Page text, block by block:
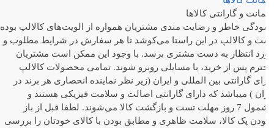
و گارانتی کالاها
خاطر و رضایت مندی مشتریان همواره از الویت‏‌های کالالپ بوده
و کالالپ در این راستا می‏‌کوشد تا هر سفارش در شرایط مطلوب و
انتظار به دست مشتری برسد. با وجود این ممکن است مشتریان
پس از خرید، با مسایلی روبرو شوند. تمامی محصولات کالالپ
گارانتی بین المللی و ایران (زیر نظر نماینده انحصاری هر برند در
) میباشد که دارای گارانتی اصالت و سلامت فیزیکی هستند و
مشمول 7 روز مهلت تست و بازگشت کالا می‌شوند. لطفا قبل از باز
پک کالا، سلامت ظاهری و مطابق بودن با کالای خودتان را بررسی